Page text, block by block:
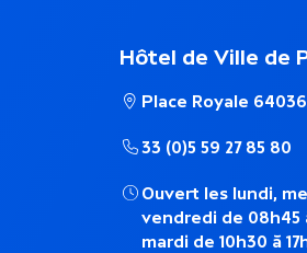
m
a
t
i
n
t
s
Hôtel de Ville de
Place Royale
33 (0)5 59 27 85 80
Ouvert les lundi,
vendredi de 08h45
mardi de 10h30 à